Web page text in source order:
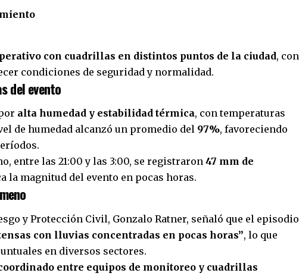
con cuadrillas en distintos puntos de la ciudad, con
condiciones de seguridad y normalidad.
del evento
alta humedad y estabilidad térmica, con temperaturas
de humedad alcanzó un promedio del 97%, favoreciendo
entre las 21:00 y las 3:00, se registraron 47 mm de
la magnitud del evento en pocas horas.
y Protección Civil, Gonzalo Ratner, señaló que el episodio
con lluvias concentradas en pocas horas”, lo que
en diversos sectores.
entre equipos de monitoreo y cuadrillas